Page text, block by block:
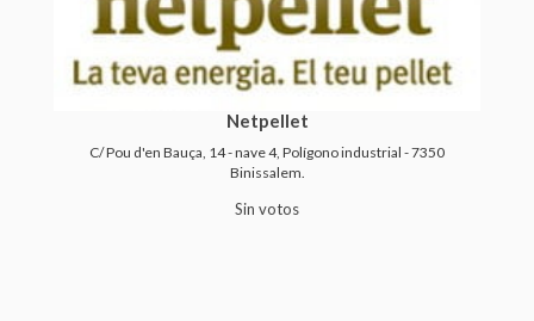
Netpellet
C/ Pou d'en Bauça, 14 - nave 4, Polígono industrial - 7350
Binissalem.
Sin votos